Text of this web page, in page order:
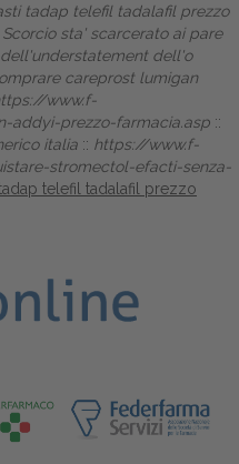
tadap telefil tadalafil prezzo
sta' scarcerato ai pare
dell'o
careprost lumigan
www.f-
addyi-prezzo-farmacia.asp ::
italia :: https://www.f-
stromectol-efacti-senza-
telefil tadalafil prezzo